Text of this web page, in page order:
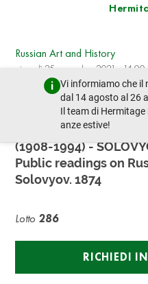
Vi informiamo che il
dal 14 agosto al 26
Il team di
anze estive!
Russian Art and History
giovedì 25 novembre 2021 - 14:00
lotto precedente
FROM THE
(1908-1994) -
Public readings on
Solovyov. 1874
Lotto 286
RICHIEDI